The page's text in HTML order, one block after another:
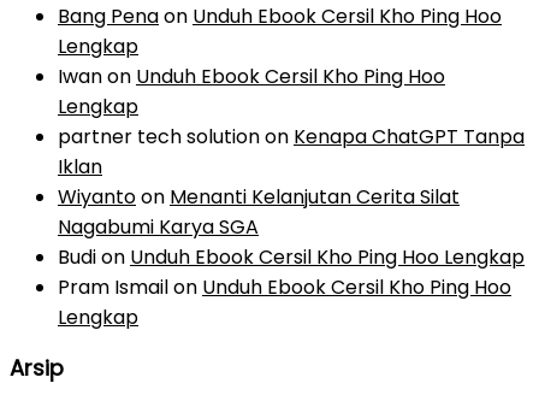
Bang Penaon Unduh Ebook Cersil Kho Ping Hoo
Lengkap
Iwanon Unduh Ebook Cersil Kho Ping Hoo
Lengkap
partner tech solutionon Kenapa ChatGPT Tanpa
Iklan
Wiyantoon Menanti Kelanjutan Cerita Silat
Nagabumi Karya SGA
Budion Unduh Ebook Cersil Kho Ping Hoo Lengkap
Pram Ismailon Unduh Ebook Cersil Kho Ping Hoo
Lengkap
Arsip